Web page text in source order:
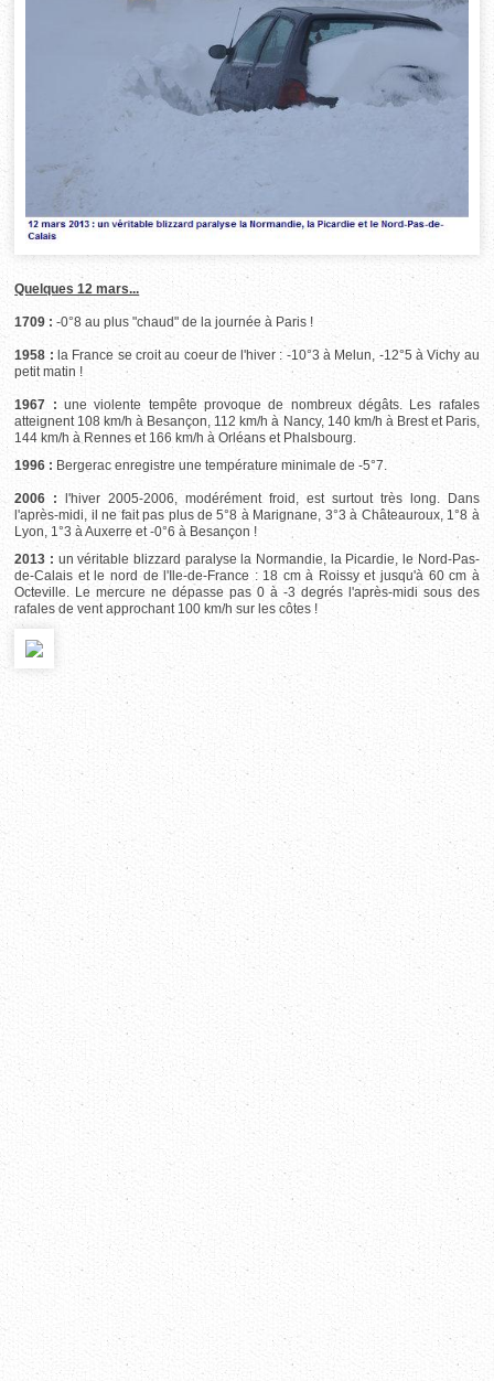
Quelques 12 mars...
1709 : -0°8 au plus "chaud" de la journée à Paris !
1958 : la France se croit au coeur de l'hiver : -10°3 à Melun, -12°5 à Vichy au
petit matin !
1967 : une violente tempête provoque de nombreux dégâts. Les rafales
atteignent 108 km/h à Besançon, 112 km/h à Nancy, 140 km/h à Brest et Paris,
144 km/h à Rennes et 166 km/h à Orléans et Phalsbourg.
1996 : Bergerac enregistre une température minimale de -5°7.
2006 : l'hiver 2005-2006, modérément froid, est surtout très long. Dans
l'après-midi, il ne fait pas plus de 5°8 à Marignane, 3°3 à Châteauroux, 1°8 à
Lyon, 1°3 à Auxerre et -0°6 à Besançon !
2013 : un véritable blizzard paralyse la Normandie, la Picardie, le Nord-Pas-
de-Calais et le nord de l'Ile-de-France : 18 cm à Roissy et jusqu'à 60 cm à
Octeville. Le mercure ne dépasse pas 0 à -3 degrés l'après-midi sous des
rafales de vent approchant 100 km/h sur les côtes !